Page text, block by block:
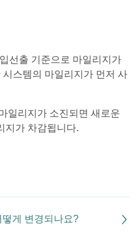
선출 기준으로 마일리지가
스템의 마일리지가 먼저 사
일리지가 소진되면 새로운
지가 차감됩니다.
게 변경되나요?